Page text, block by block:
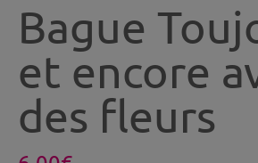
Bague
et encore
des fleurs